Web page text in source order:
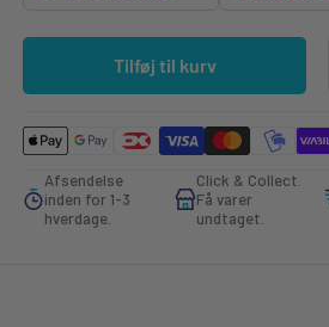
Tilføj til kurv
Afsendelse
inden for 1-3
hverdage.
Click & Collect.
Få varer
undtaget.